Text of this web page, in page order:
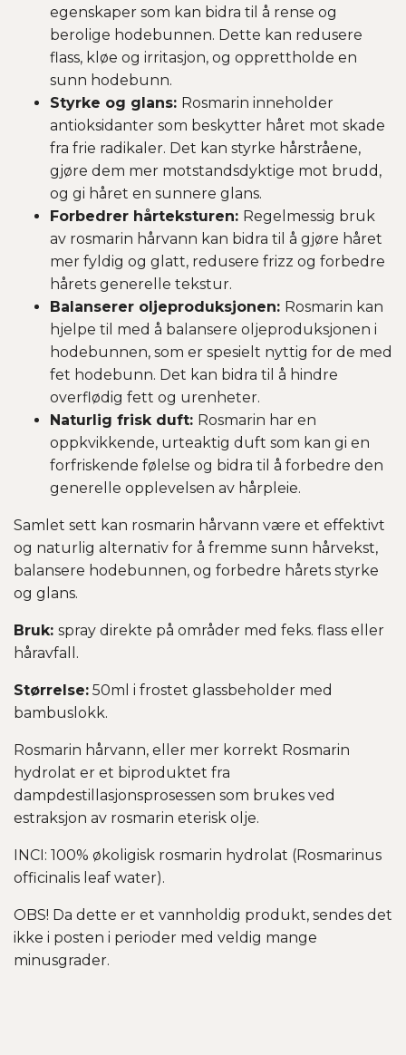
egenskaper som kan bidra til å rense og
berolige hodebunnen. Dette kan redusere
flass, kløe og irritasjon, og opprettholde en
sunn hodebunn.
Styrke og glans: Rosmarin inneholder
antioksidanter som beskytter håret mot skade
fra frie radikaler. Det kan styrke hårstråene,
gjøre dem mer motstandsdyktige mot brudd,
og gi håret en sunnere glans.
Forbedrer hårteksturen: Regelmessig bruk
av rosmarin hårvann kan bidra til å gjøre håret
mer fyldig og glatt, redusere frizz og forbedre
hårets generelle tekstur.
Balanserer oljeproduksjonen: Rosmarin kan
hjelpe til med å balansere oljeproduksjonen i
hodebunnen, som er spesielt nyttig for de med
fet hodebunn. Det kan bidra til å hindre
overflødig fett og urenheter.
Naturlig frisk duft: Rosmarin har en
oppkvikkende, urteaktig duft som kan gi en
forfriskende følelse og bidra til å forbedre den
generelle opplevelsen av hårpleie.
Samlet sett kan rosmarin hårvann være et effektivt
og naturlig alternativ for å fremme sunn hårvekst,
balansere hodebunnen, og forbedre hårets styrke
og glans.
Bruk: spray direkte på områder med feks. flass eller
håravfall.
Størrelse: 50ml i frostet glassbeholder med
bambuslokk.
Rosmarin hårvann, eller mer korrekt Rosmarin
hydrolat er et biproduktet fra
dampdestillasjonsprosessen som brukes ved
estraksjon av rosmarin eterisk olje.
INCI: 100% økoligisk rosmarin hydrolat (Rosmarinus
officinalis leaf water).
OBS! Da dette er et vannholdig produkt, sendes det
ikke i posten i perioder med veldig mange
minusgrader.